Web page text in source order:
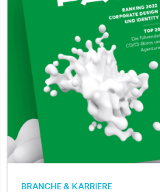
BRANCHE & KARRIERE